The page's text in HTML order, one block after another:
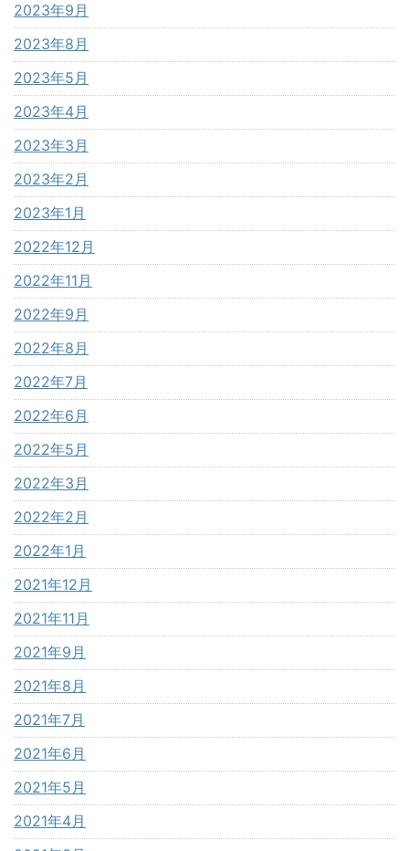
2023年9月
2023年8月
2023年5月
2023年4月
2023年3月
2023年2月
2023年1月
2022年12月
2022年11月
2022年9月
2022年8月
2022年7月
2022年6月
2022年5月
2022年3月
2022年2月
2022年1月
2021年12月
2021年11月
2021年9月
2021年8月
2021年7月
2021年6月
2021年5月
2021年4月